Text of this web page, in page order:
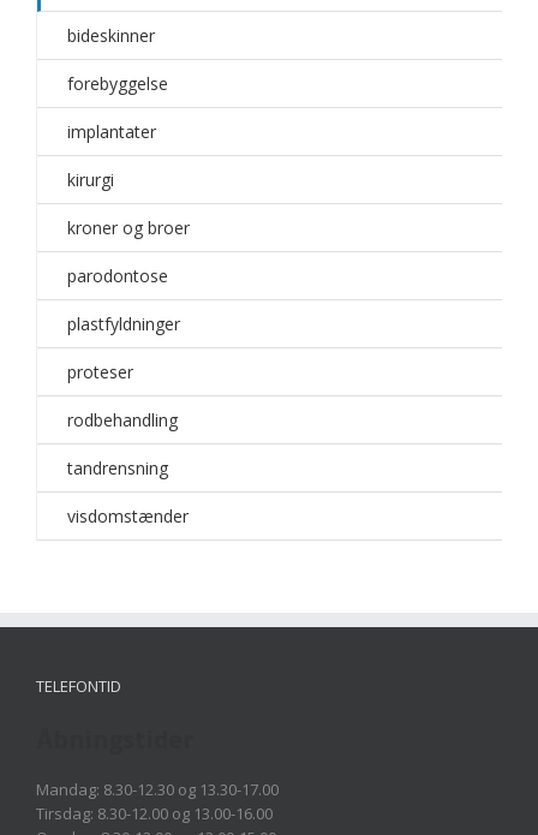
bideskinner
forebyggelse
implantater
kirurgi
kroner og broer
parodontose
plastfyldninger
proteser
rodbehandling
tandrensning
visdomstænder
TELEFONTID
Mandag: 8.30-12.30 og 13.30-17.00
Tirsdag: 8.30-12.00 og 13.00-16.00